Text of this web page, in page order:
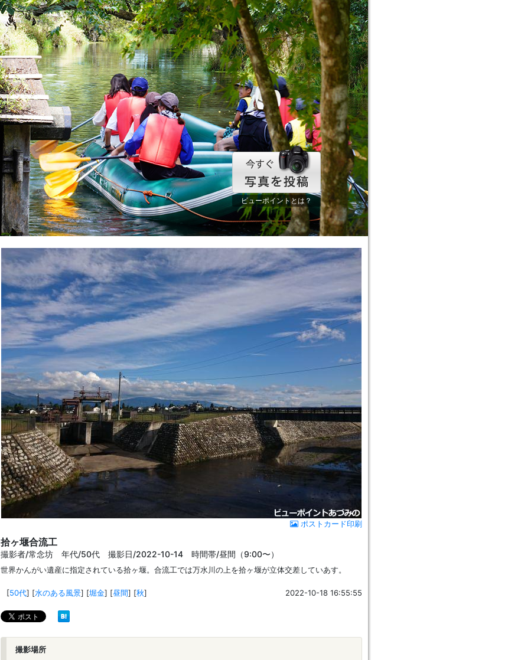
ビューポイントとは？
ポストカード印刷
拾ヶ堰合流工
撮影者/常念坊 年代/50代 撮影日/2022-10-14 時間帯/昼間（9:00〜）
世界かんがい遺産に指定されている拾ヶ堰。合流工では万水川の上を拾ヶ堰が立体交差していあす。
[50代] [水のある風景] [堀金] [昼間] [秋] 2022-10-18 16:55:55
撮影場所